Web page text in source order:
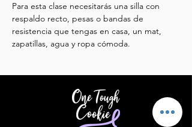
Para esta clase necesitarás una silla con
respaldo recto, pesas o bandas de
resistencia que tengas en casa, un mat,
zapatillas, agua y ropa cómoda.